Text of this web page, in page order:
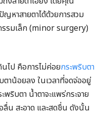
หาสายตาได้ด้วยการสวม
รรมเล็ก (minor surgery)
ไป คือการไม่ค่อยกระพริบตา
าน้อยลง ในเวลาที่จดจ่ออยู่
ริบตา น้ำตาจะแพร่กระจาย
น สะอาด และสดชื่น ดังนั้น